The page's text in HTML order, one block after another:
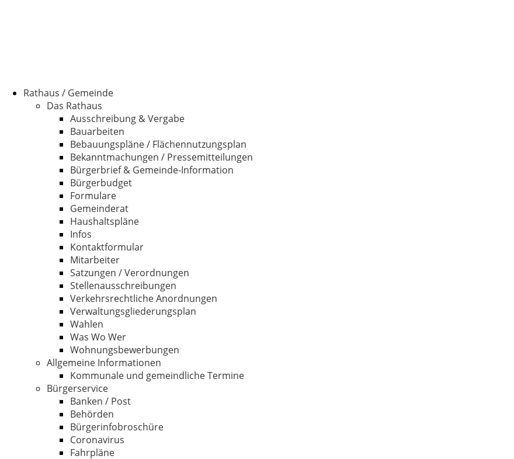
Rathaus / Gemeinde
Das Rathaus
Ausschreibung & Vergabe
Bauarbeiten
Bebauungspläne / Flächennutzungsplan
Bekanntmachungen / Pressemitteilungen
Bürgerbrief & Gemeinde-Information
Bürgerbudget
Formulare
Gemeinderat
Haushaltspläne
Infos
Kontaktformular
Mitarbeiter
Satzungen / Verordnungen
Stellenausschreibungen
Verkehrsrechtliche Anordnungen
Verwaltungsgliederungsplan
Wahlen
Was Wo Wer
Wohnungsbewerbungen
Allgemeine Informationen
Kommunale und gemeindliche Termine
Bürgerservice
Banken / Post
Behörden
Bürgerinfobroschüre
Coronavirus
Fahrpläne